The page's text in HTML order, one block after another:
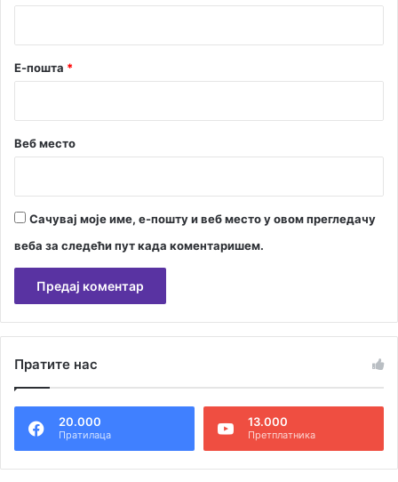
Е-пошта *
Веб место
Сачувај моје име, е-пошту и веб место у овом прегледачу
веба за следећи пут када коментаришем.
т
н
Пратите нас
20.000
Пратилаца
13.000
Претплатника